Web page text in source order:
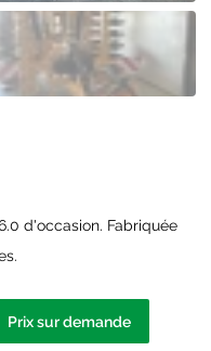
d'occasion. Fabriquée
Prix sur demande